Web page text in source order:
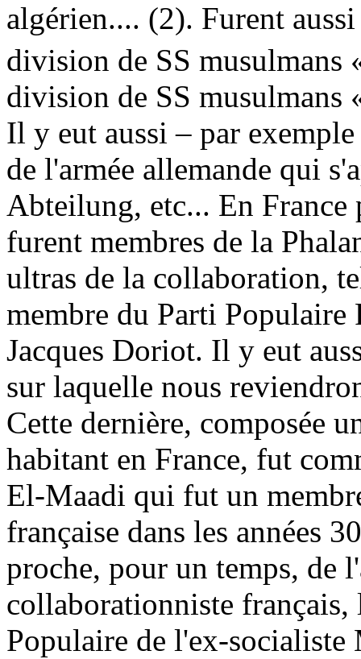
algérien.... (2). Furent
division de SS musulmans
division de SS musulmans
Il y eut aussi – par
de l'armée allemande qui
Abteilung, etc... En France
furent membres de la
ultras de la collaboration,
membre du Parti Populaire
Jacques Doriot. Il y eut
sur laquelle nous
Cette dernière, composée
habitant en France, fut
El-Maadi qui fut un
française dans les années
proche, pour un temps, de
collaborationniste français,
Populaire de l'ex-socialiste